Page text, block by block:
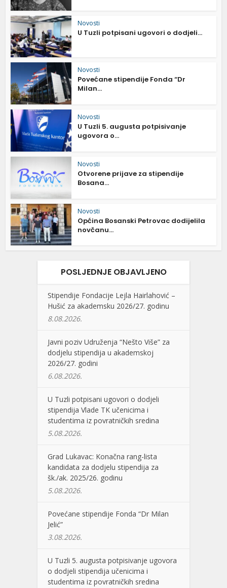
Novosti
U Tuzli potpisani ugovori o dodjeli...
Novosti
Povećane stipendije Fonda “Dr
Milan...
Novosti
U Tuzli 5. augusta potpisivanje
ugovora o...
Novosti
Otvorene prijave za stipendije
Bosana...
Novosti
Općina Bosanski Petrovac dodijelila
novčanu...
POSLJEDNJE OBJAVLJENO
Stipendije Fondacije Lejla Hairlahović –
Hušić za akademsku 2026/27. godinu
8.08.2026.
Javni poziv Udruženja “Nešto Više” za
dodjelu stipendija u akademskoj
2026/27. godini
6.08.2026.
U Tuzli potpisani ugovori o dodjeli
stipendija Vlade TK učenicima i
studentima iz povratničkih sredina
5.08.2026.
Grad Lukavac: Konačna rang-lista
kandidata za dodjelu stipendija za
šk./ak. 2025/26. godinu
5.08.2026.
Povećane stipendije Fonda “Dr Milan
Jelić”
3.08.2026.
U Tuzli 5. augusta potpisivanje ugovora
o dodjeli stipendija učenicima i
studentima iz povratničkih sredina